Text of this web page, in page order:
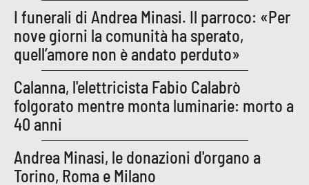
Le perfidie di Antonella Grippo
Venti di comunicazione
STREAMING
LaC TV
LaC Network
I funerali di Andrea Minasi. Il parroco: «Per
nove giorni la comunità ha sperato,
quell’amore non è andato perduto»
Calanna, l'elettricista Fabio Calabrò
folgorato mentre monta luminarie: morto a
40 anni
Andrea Minasi, le donazioni d'organo a
Torino, Roma e Milano